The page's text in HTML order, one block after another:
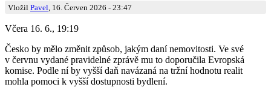
Vložil Pavel , 16. Červen 2026 - 23:47
Včera 16. 6., 19:19
Česko by mělo změnit způsob, jakým daní nemovitosti. Ve své
v červnu vydané pravidelné zprávě mu to doporučila Evropská
komise. Podle ní by vyšší daň navázaná na tržní hodnotu realit
mohla pomoci k vyšší dostupnosti bydlení.